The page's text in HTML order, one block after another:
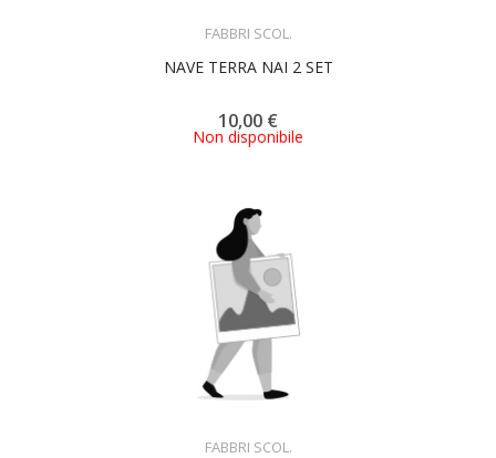
FABBRI SCOL.
NAVE TERRA NAI 2 SET
10,00 €
Non disponibile
FABBRI SCOL.